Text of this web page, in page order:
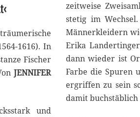
v
e
m
e
r
2
1
8
1616). In
Fischer
JENNIFER
und
zeitweise
stetig im
Männerkleidern
Erika
dann wieder ist
Farbe die Spuren
ergriffen zu sein
damit